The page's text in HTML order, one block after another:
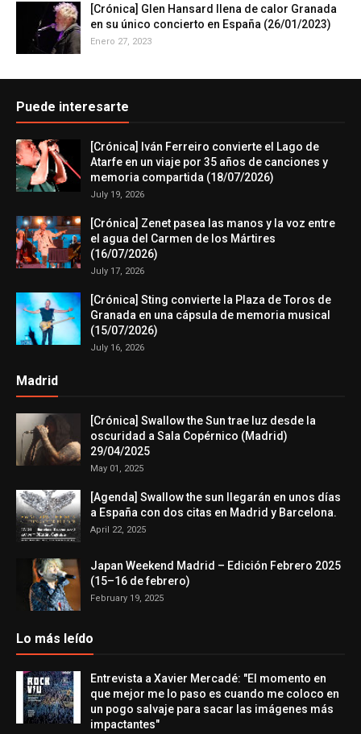
[Crónica] Glen Hansard llena de calor Granada
en su único concierto en España (26/01/2023)
Enero 27, 2023
Puede interesarte
[Crónica] Iván Ferreiro convierte el Lago de
Atarfe en un viaje por 35 años de canciones y
memoria compartida (18/07/2026)
July 19, 2026
[Crónica] Zenet pasea las manos y la voz entre
el agua del Carmen de los Mártires
(16/07/2026)
July 17, 2026
[Crónica] Sting convierte la Plaza de Toros de
Granada en una cápsula de memoria musical
(15/07/2026)
July 16, 2026
Madrid
[Crónica] Swallow the Sun trae luz desde la
oscuridad a Sala Copérnico (Madrid)
29/04/2025
May 01, 2025
[Agenda] Swallow the sun llegarán en unos días
a España con dos citas en Madrid y Barcelona.
April 22, 2025
Japan Weekend Madrid – Edición Febrero 2025
(15–16 de febrero)
February 19, 2025
Lo más leído
Entrevista a Xavier Mercadé: "El momento en
que mejor me lo paso es cuando me coloco en
un pogo salvaje para sacar las imágenes más
impactantes"